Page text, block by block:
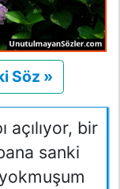
Söz »
açılıyor, bir
sanki